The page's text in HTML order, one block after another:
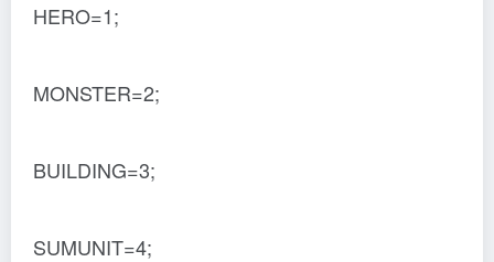
HERO=1;
MONSTER=2;
BUILDING=3;
SUMUNIT=4;